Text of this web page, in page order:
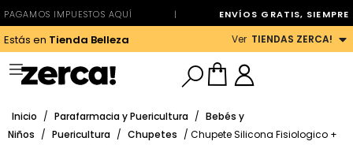
PAGAMOS IMPUESTOS AQUÍ | ENVÍOS GRATIS, SIEMPRE
Estás en Tienda Belleza Ver TIENDAS ZERCA!
Inicio / Parafarmacia y Puericultura / Bebés y
Niños / Puericultura / Chupetes / Chupete Silicona Fisiologico +